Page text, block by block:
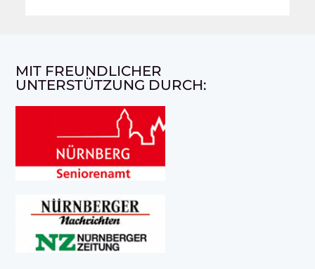
MIT FREUNDLICHER
UNTERSTÜTZUNG DURCH: